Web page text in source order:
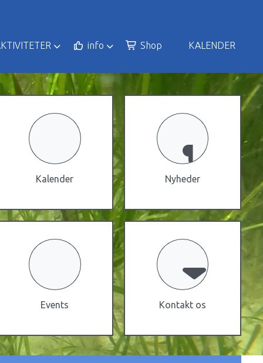
info Shop KALENDER
Kalender Nyheder
Events Kontakt os